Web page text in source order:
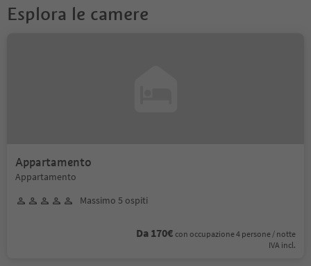
Esplora le camere
Appartamento
Appartamento
Massimo 5 ospiti
Da 170€ con occupazione 4 persone / notte
IVA incl.